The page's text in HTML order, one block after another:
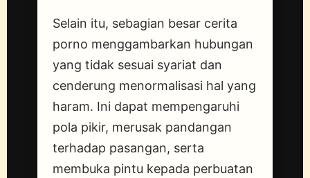
Selain itu, sebagian besar cerita
porno menggambarkan hubungan
yang tidak sesuai syariat dan
cenderung menormalisasi hal yang
haram. Ini dapat mempengaruhi
pola pikir, merusak pandangan
terhadap pasangan, serta
membuka pintu kepada perbuatan